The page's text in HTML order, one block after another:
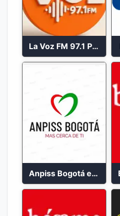
La Voz FM 97.1 Popayán en Vivo
Anpiss Bogotá emisora 2023